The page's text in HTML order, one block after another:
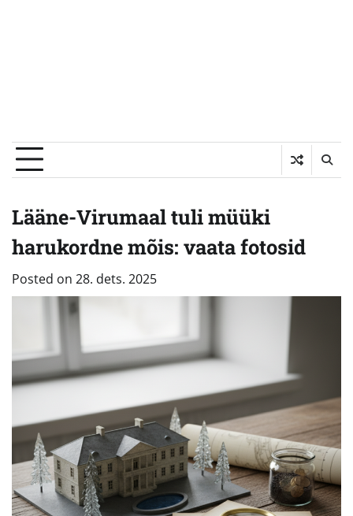
Lääne-Virumaal tuli müüki
harukordne mõis: vaata fotosid
Posted on 28. dets. 2025